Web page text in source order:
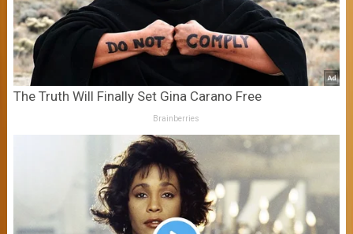
The Truth Will Finally Set Gina Carano Free
Brainberries